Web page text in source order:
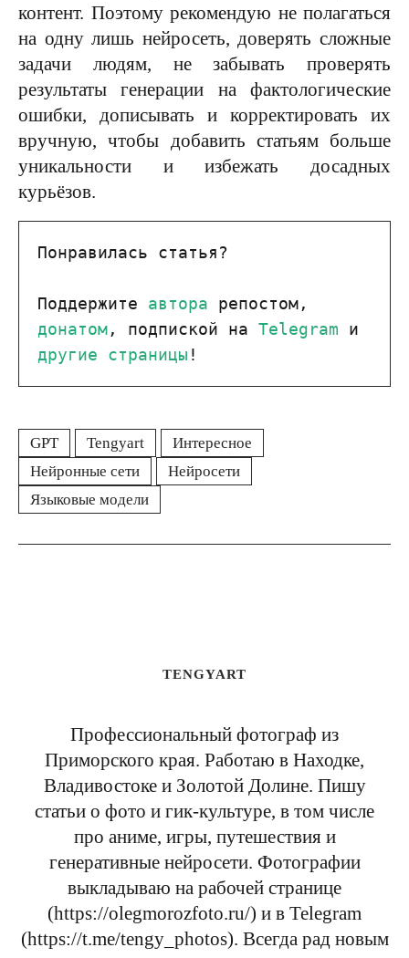
контент. Поэтому рекомендую не полагаться
на одну лишь нейросеть, доверять сложные
задачи людям, не забывать проверять
результаты генерации на фактологические
ошибки, дописывать и корректировать их
вручную, чтобы добавить статьям больше
уникальности и избежать досадных
курьёзов.
Понравилась статья?
Поддержите автора
донатом, подпиской на Telegram
другие страницы !
GPT Tengyart
Интересное
Нейронные сети
Нейросети
Языковые модели
TENGYART
Профессиональный фотограф из
Приморского края. Работаю в Находке,
Владивостоке и Золотой Долине. Пишу
статьи о фото и гик-культуре, в том числе
про аниме, игры, путешествия и
генеративные нейросети. Фотографии
выкладываю на рабочей странице
(https://olegmorozfoto.ru/) и в Telegram
(https://t.me/tengy_photos). Всегда рад новым